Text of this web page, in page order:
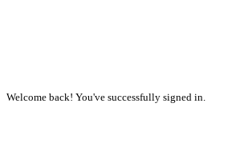
Welcome back! You've successfully signed in.